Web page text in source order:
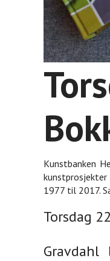
Kunstbanken
1977 til 2017.
Torsdag